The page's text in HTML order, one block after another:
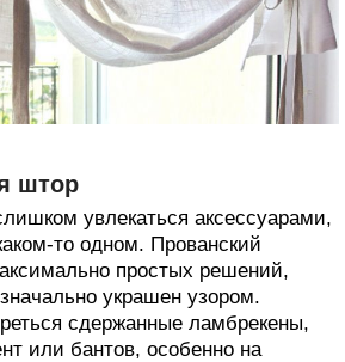
штор
увлекаться аксессуарами,
то одном. Прованский
простых решений,
украшен узором.
сдержанные ламбрекены,
или бантов, особенно на